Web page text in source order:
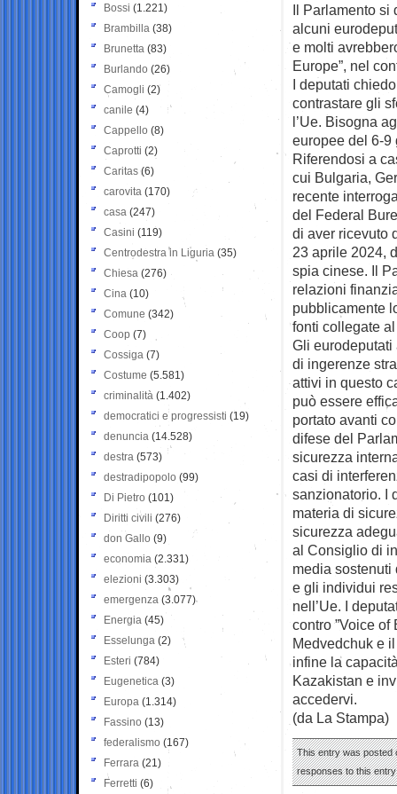
Il Parlamento si
alcuni
e molti
Europe”, nel
I deputati
contrastare gli
l’Ue. Bisogna
europee del 6-9
Riferendosi a
cui Bulgaria,
recente
del Federal
di aver ricevuto
23 aprile 2024,
spia cinese. Il
relazioni
pubblicamente
fonti collegate
Gli
di ingerenze
attivi in questo
può essere
portato avanti
difese del
sicurezza
casi di
sanzionatorio. I
materia di
sicurezza
al Consiglio di
media
e gli individui
nell’Ue. I
contro ”Voice of
Medvedchuk e
infine la
Kazakistan e
accedervi.
(da La Stampa)
This entry was posted
responses to this
Bossi (1.221)
Brambilla (38)
Brunetta (83)
Burlando (26)
Camogli (2)
canile (4)
Cappello (8)
Caprotti (2)
Caritas (6)
carovita (170)
casa (247)
Casini (119)
Centrodestra in Liguria (35)
Chiesa (276)
Cina (10)
Comune (342)
Coop (7)
Cossiga (7)
Costume (5.581)
criminalità (1.402)
democratici e progressisti (19)
denuncia (14.528)
destra (573)
destradipopolo (99)
Di Pietro (101)
Diritti civili (276)
don Gallo (9)
economia (2.331)
elezioni (3.303)
emergenza (3.077)
Energia (45)
Esselunga (2)
Esteri (784)
Eugenetica (3)
Europa (1.314)
Fassino (13)
federalismo (167)
Ferrara (21)
Ferretti (6)